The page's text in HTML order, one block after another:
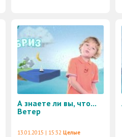
А знаете ли вы, что...
Ветер
13.01.2015 | 15:32 Целые